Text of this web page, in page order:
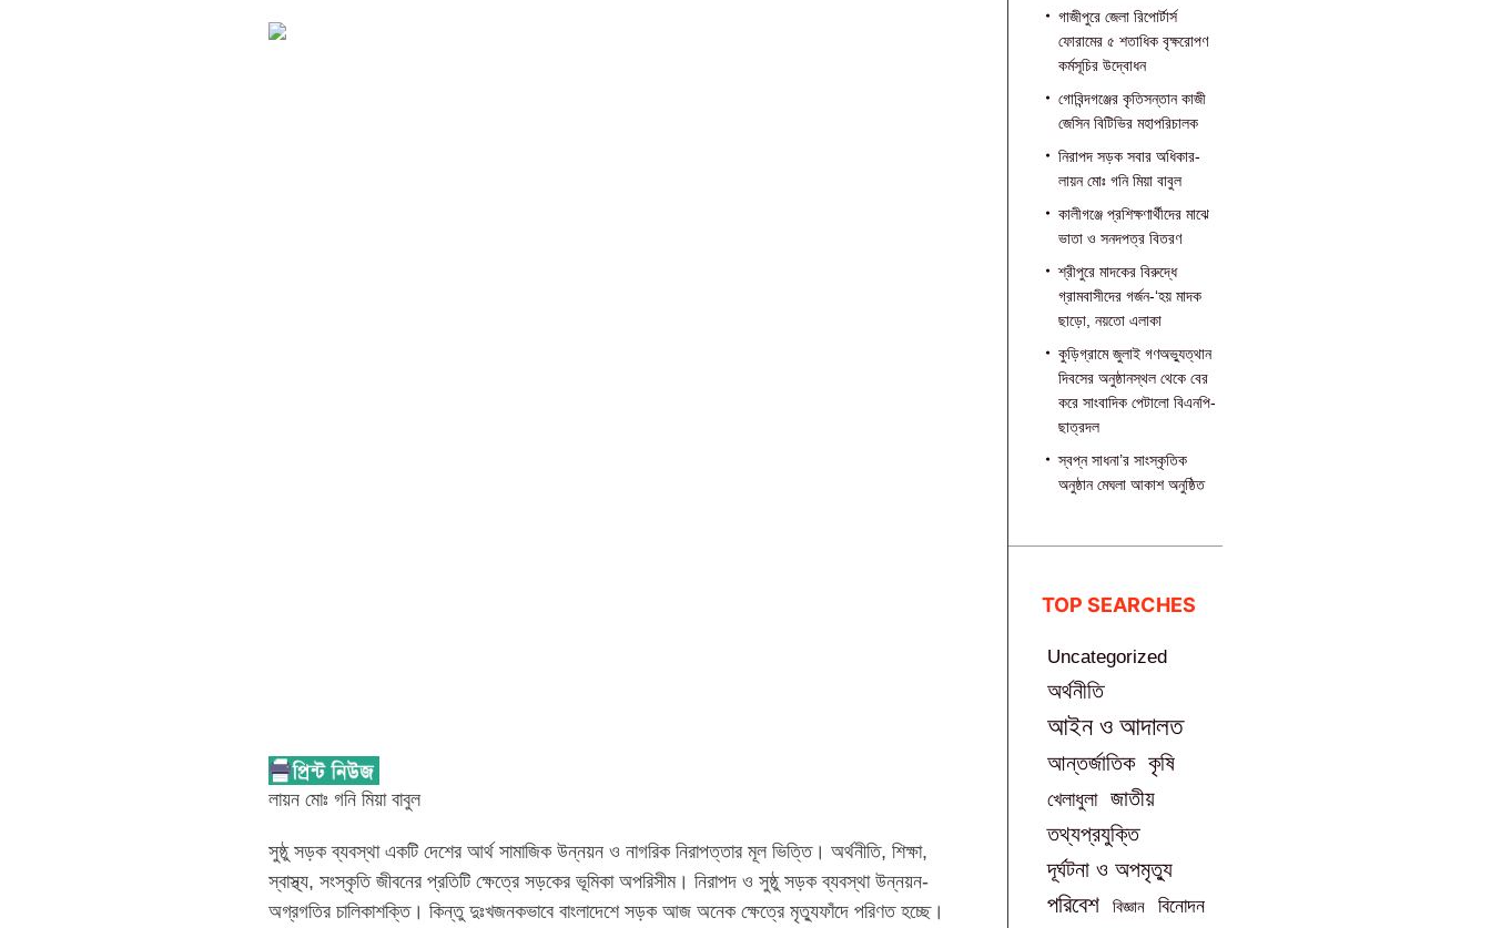
লায়ন মোঃ গনি মিয়া বাবুল
সুষ্ঠু সড়ক ব্যবস্থা একটি দেশের আর্থ সামাজিক উন্নয়ন ও নাগরিক নিরাপত্তার মূল ভিত্তি। অর্থনীতি, শিক্ষা,
স্বাস্থ্য, সংস্কৃতি জীবনের প্রতিটি ক্ষেত্রে সড়কের ভূমিকা অপরিসীম। নিরাপদ ও সুষ্ঠু সড়ক ব্যবস্থা উন্নয়ন-
অগ্রগতির চালিকাশক্তি। কিন্তু দুঃখজনকভাবে বাংলাদেশে সড়ক আজ অনেক ক্ষেত্রে মৃত্যুফাঁদে পরিণত হচ্ছে।
গাজীপুরে জেলা রিপোর্টার্স
ফোরামের ৫ শতাধিক বৃক্ষরোপণ
কর্মসূচির উদ্বোধন
গোবিন্দগঞ্জের কৃতিসন্তান কাজী
জেসিন বিটিভির মহাপরিচালক
নিরাপদ সড়ক সবার অধিকার-
লায়ন মোঃ গনি মিয়া বাবুল
কালীগঞ্জে প্রশিক্ষণার্থীদের মাঝে
ভাতা ও সনদপত্র বিতরণ
শ্রীপুরে মাদকের বিরুদ্ধে
গ্রামবাসীদের গর্জন-‘হয় মাদক
ছাড়ো, নয়তো এলাকা
কুড়িগ্রামে জুলাই গণঅভ্যুত্থান
দিবসের অনুষ্ঠানস্থল থেকে বের
করে সাংবাদিক পেটালো বিএনপি-
ছাত্রদল
স্বপ্ন সাধনা’র সাংস্কৃতিক
অনুষ্ঠান মেঘলা আকাশ অনুষ্ঠিত
TOP SEARCHES
Uncategorized
অর্থনীতি
আইন ও আদালত
আন্তর্জাতিক কৃষি
খেলাধুলা জাতীয়
তথ্যপ্রযুক্তি
দূর্ঘটনা ও অপমৃত্যু
পরিবেশ বিজ্ঞান বিনোদন